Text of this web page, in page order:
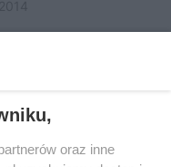
oraz inne